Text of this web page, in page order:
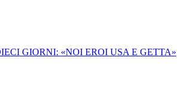
GIORNI: «NOI EROI USA E GETTA»